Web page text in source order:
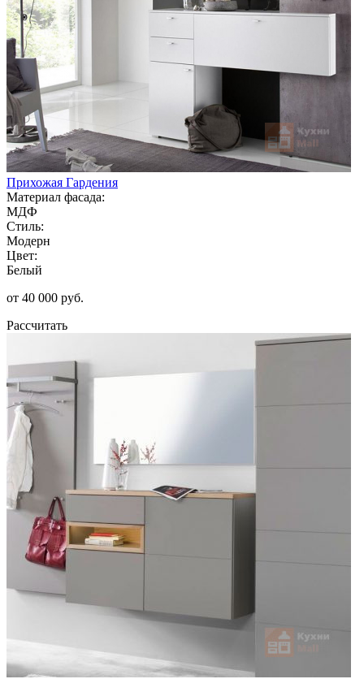
Прихожая Гардения
Материал фасада:
МДФ
Стиль:
Модерн
Цвет:
Белый
от 40 000 руб.
Рассчитать